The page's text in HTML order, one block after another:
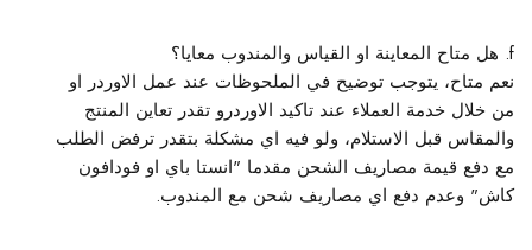
هل متاح المعاينة او القياس والمندوب معايا؟
نعم متاح، يتوجب توضيح في الملحوظات عند عمل الاوردر او
من خلال خدمة العملاء عند تاكيد الاوردرو تقدر تعاين المنتج
والمقاس قبل الاستلام، ولو فيه اي مشكلة بتقدر ترفض الطلب
مع دفع قيمة مصاريف الشحن مقدما "انستا باي او فودافون
كاش" وعدم دفع اي مصاريف شحن مع المندوب.